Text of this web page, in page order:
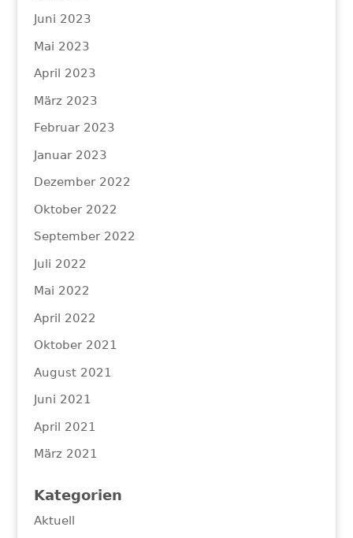
Juni 2023
Mai 2023
April 2023
März 2023
Februar 2023
Januar 2023
Dezember 2022
Oktober 2022
September 2022
Juli 2022
Mai 2022
April 2022
Oktober 2021
August 2021
Juni 2021
April 2021
März 2021
Kategorien
Aktuell